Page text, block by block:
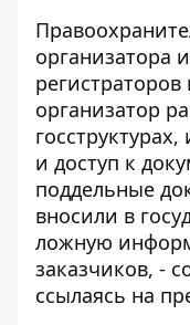
организатора
организатор
и доступ к
поддельные
вносили в
ложную
заказчиков, -
ссылаясь на